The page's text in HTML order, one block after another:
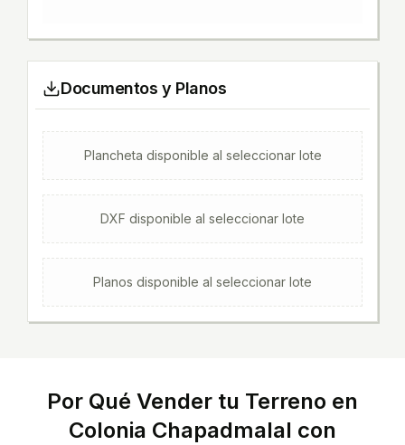
Documentos y Planos
Plancheta disponible al seleccionar lote
DXF disponible al seleccionar lote
Planos disponible al seleccionar lote
Por Qué Vender tu Terreno en
Colonia Chapadmalal con